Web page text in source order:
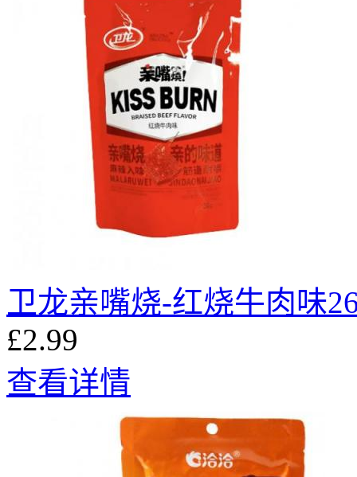
卫龙亲嘴烧-红烧牛肉味
£2.99
查看详情